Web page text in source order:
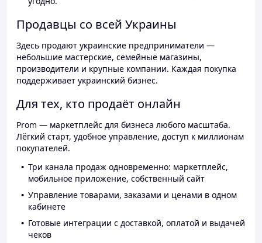
Продавцы со всей Украины
Здесь продают украинские предприниматели —
небольшие мастерские, семейные магазины,
производители и крупные компании. Каждая покупка
поддерживает украинский бизнес.
Для тех, кто продаёт онлайн
Prom — маркетплейс для бизнеса любого масштаба.
Лёгкий старт, удобное управление, доступ к миллионам
покупателей.
Три канала продаж одновременно: маркетплейс,
мобильное приложение, собственный сайт
Управление товарами, заказами и ценами в одном
кабинете
Готовые интеграции с доставкой, оплатой и выдачей
чеков